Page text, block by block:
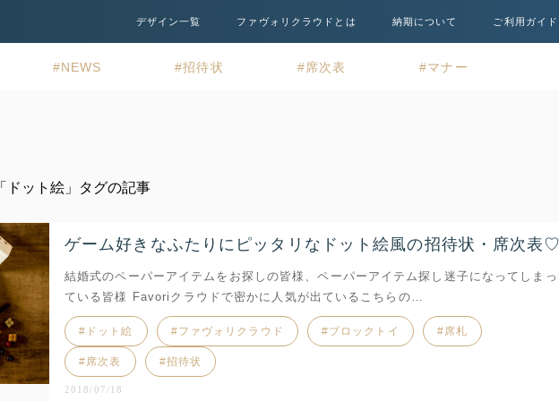
デザイン一覧 ファヴォリクラウドとは 納期について ご利用ガイド
NEWS 招待状 席次表 マナー
「ドット絵」タグの記事
ゲーム好きなふたりにピッタリなドット絵風の招待状・席次表♡
結婚式のペーパーアイテムをお探しの皆様、ペーパーアイテム探し迷子になってしまっ
ている皆様 Favoriクラウドで密かに人気が出ているこちらの…
ドット絵 ファヴォリクラウド ブロックトイ 席札
席次表 招待状
2018/07/18